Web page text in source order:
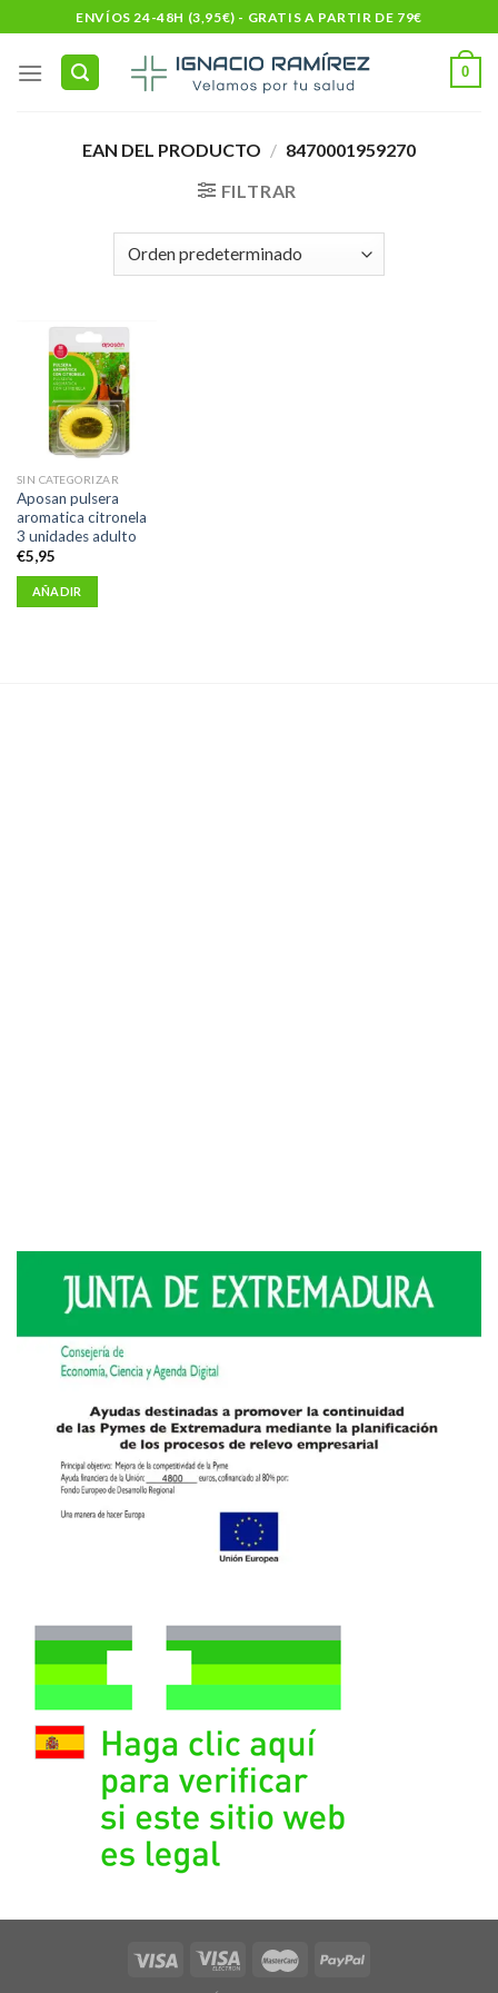
to
content
ENVÍOS 24-48H (3,95€) - GRATIS A PARTIR DE 79€
0
EAN DEL PRODUCTO / 8470001959270
FILTRAR
SIN CATEGORIZAR
Aposan pulsera
aromatica citronela
3 unidades adulto
€5,95
AÑADIR